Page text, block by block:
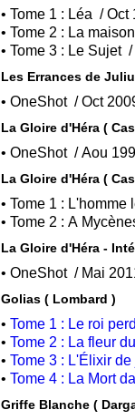
La Gloire
La Gloire
Golias ( Lombard )
• Tome 1 : Le roi
• Tome 2 : La fleur
• Tome 3 : L'Élixir
• Tome 4 : La Mort
Griffe Blanche (